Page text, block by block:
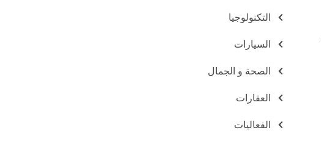
التكنولوجيا
السيارات
الصحة و الجمال
العقارات
الفعاليات